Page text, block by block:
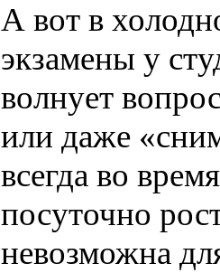
А вот в
экзамены у
волнует
или даже
всегда во
посуточно
невозможна